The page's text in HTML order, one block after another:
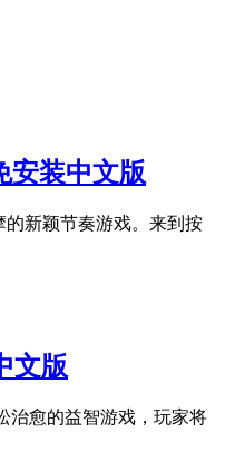
安装中文版
新颖节奏游戏。来到按
文版
治愈的益智游戏，玩家将